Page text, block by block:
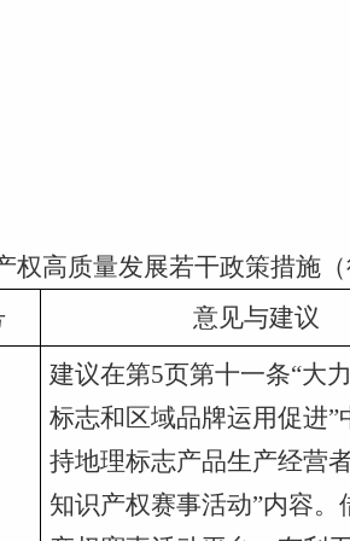
权高质量发展若干政策措施
意见与建议
建议在第5页第十一条“大
标志和区域品牌运用促进”
持地理标志产品生产经营
知识产权赛事活动”内容。